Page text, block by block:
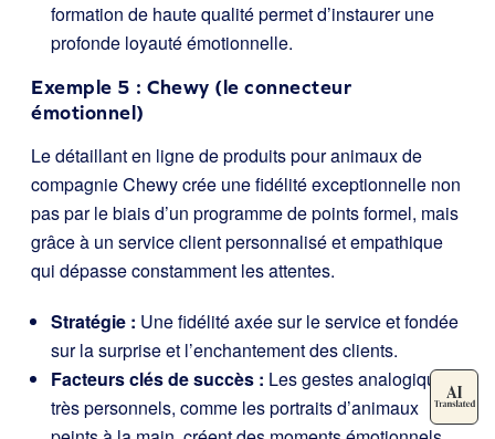
formation de haute qualité permet d’instaurer une
profonde loyauté émotionnelle.
Exemple 5 : Chewy (le connecteur
émotionnel)
Le détaillant en ligne de produits pour animaux de
compagnie Chewy crée une fidélité exceptionnelle non
pas par le biais d’un programme de points formel, mais
grâce à un service client personnalisé et empathique
qui dépasse constamment les attentes.
Stratégie : Une fidélité axée sur le service et fondée
sur la surprise et l’enchantement des clients.
Facteurs clés de succès : Les gestes analogiques
très personnels, comme les portraits d’animaux